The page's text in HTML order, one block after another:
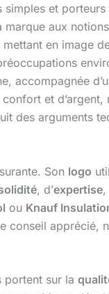
et porteurs
aux
mettant en image
accompagnée
et
des arguments
Son logo
, d’expertise,
ou Knauf
apprécié,
portent sur la